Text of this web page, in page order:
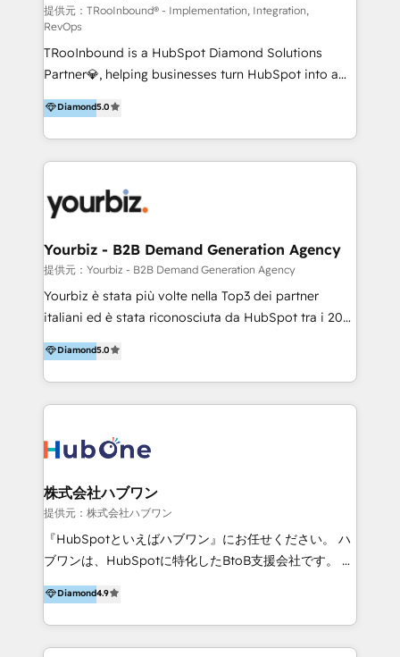
Inmobiliarios y Empresas Distribuidoras de
Productos
提供元：TRooInbound® - Implementation, Integration,
RevOps
TRooInbound is a HubSpot Diamond Solutions
Partner💎, helping businesses turn HubSpot into a
scalable growth engine. We work with startups, mid-
market, and enterprise teams to maximize
HubSpot’s full potential through: 💎HubSpot Audits,
Management & Optimization 💎RevOps-powered
Brand Development, Growth Strategy, AI SEO &
Performance Marketing 💎Data Migration & Custom
Integrations 💎Go-To-Market (GTM) Strategies &
Account-Based Marketing 💎CMS Development &
Conversion-Focused Websites With a 5.0⭐average
rating and 140+ verified client reviews on the
businesses globally for consistent delivery and high
client satisfaction. With deep HubSpot expertise and
your business with a proven and reliable HubSpot
Diamond Partner? 👉Connect with TRooInbound
today (https://www.trooinbound.com/contact-us)
Diamond5.0
Yourbiz - B2B Demand Generation Agency
提供元：Yourbiz - B2B Demand Generation Agency
Yourbiz è stata più volte nella Top3 dei partner
italiani ed è stata riconosciuta da HubSpot tra i 20
migliori partner EMEA per la gestione del cliente.
Stiamo accompagnando oltre 100 aziende nella
digitalizzazione e ottimizzazione dei processi di
marketing e vendita. Il nostro metodo DAM è stato
mappatura dei canali di acquisizione dei contatti e
HubSpot come fornitore ufficiale per le integrazioni
tra il CRM e altri sistemi aziendali, tra cui SAP,
AS400, TeamSystem. HubSpot ci ha riconosciuto
come formatori ufficiali per l'adozione del CRM in
50% più alto tra i nostri clienti rispetto le altre
aziende. Lavoriamo con aziende B2B tra i 5 e i 35
Diamond5.0
株式会社ハブワン
提供元：株式会社ハブワン
『HubSpotといえばハブワン』にお任せください。 ハ
ブワンは、HubSpotに特化したBtoB支援会社です。 ノ
ーコードCMS構築、CRM／MA／SFAの設計・運用、他
システムAPI連携・開発、営業定着支援、カスタマーサ
クセス体制の設計まで、ワンストップ完結できる支援体
制を整えています。 HubSpotの導入支援だけでなく、
Diamond4.9